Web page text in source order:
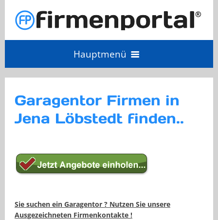
Hauptmenü
Anbieter Login
Garagentor Firmen in
Jena Löbstedt finden..
Sie suchen ein Garagentor ? Nutzen Sie unsere
Ausgezeichneten Firmenkontakte !